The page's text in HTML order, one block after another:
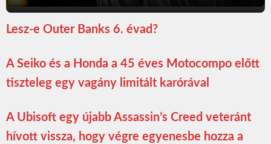
Lesz-e Outer Banks 6. évad?
A Seiko és a Honda a 45 éves Motocompo előtt
tiszteleg egy vagány limitált karórával
A Ubisoft egy újabb Assassin’s Creed veteránt
hívott vissza, hogy végre egyenesbe hozza a